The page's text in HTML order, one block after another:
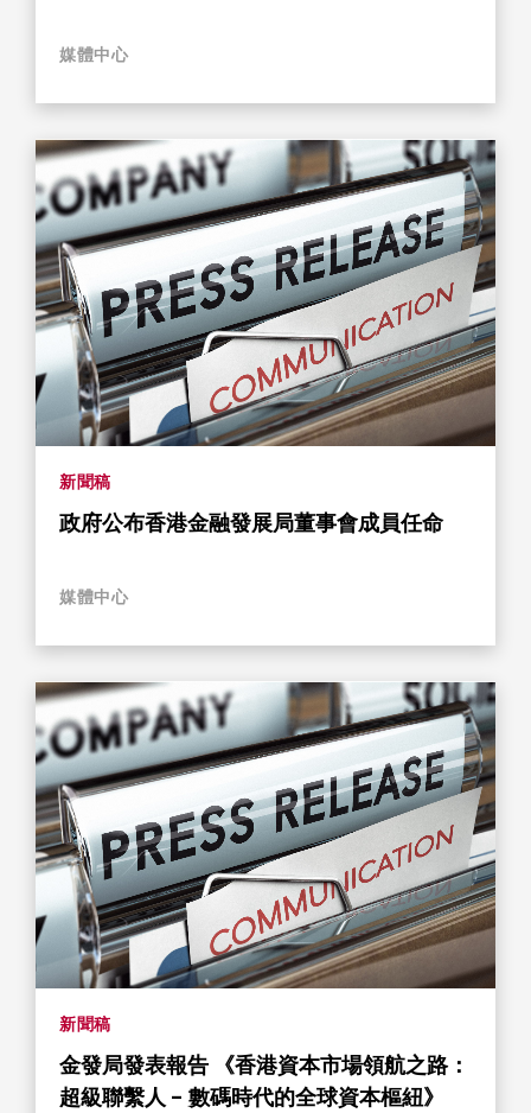
媒體中心
新聞稿
政府公布香港金融發展局董事會成員任命
媒體中心
新聞稿
金發局發表報告 《香港資本市場領航之路：
超級聯繫人 - 數碼時代的全球資本樞紐》